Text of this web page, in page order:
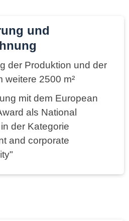
und
der Produktion und der
weitere 2500 m²
mit dem European
als National
der Kategorie
and corporate